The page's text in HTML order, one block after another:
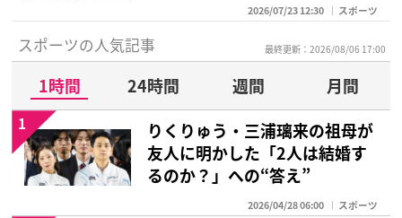
2026/07/23 12:30 スポーツ
スポーツの人気記事 最終更新：2026/08/06 17:00
1時間 24時間 週間
月間
りくりゅう・三浦璃来の祖母が
友人に明かした「2人は結婚す
るのか？」への“答え”
2026/04/28 06:00 スポーツ
1